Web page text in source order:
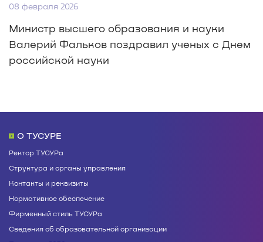
08 февраля 2026
Министр высшего образования и науки
Валерий Фальков поздравил ученых с Днем
российской науки
О ТУСУРЕ
Ректор ТУСУРа
Структура и органы управления
Контакты и реквизиты
Нормативное обеспечение
Фирменный стиль ТУСУРа
Сведения об образовательной организации